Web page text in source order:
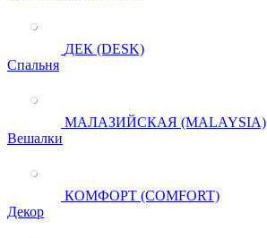
ДЕК (DESK)
Спальня
МАЛАЗИЙСКАЯ (MALAYSIA)
Вешалки
КОМФОРТ (COMFORT)
Декор